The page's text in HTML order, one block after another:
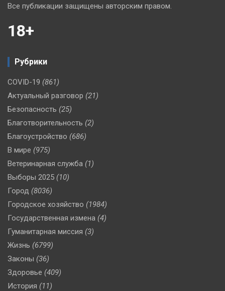
Все публикации защищены авторским правом.
18+
Рубрики
COVID-19 (861)
Актуальный разговор (21)
Безопасность (25)
Благотворительность (2)
Благоустройство (686)
В мире (975)
Ветеринарная служба (1)
Выборы 2025 (10)
Город (8036)
Городское хозяйство (1984)
Государственная измена (4)
Гуманитарная миссия (3)
Жизнь (6799)
Законы (36)
Здоровье (409)
История (11)